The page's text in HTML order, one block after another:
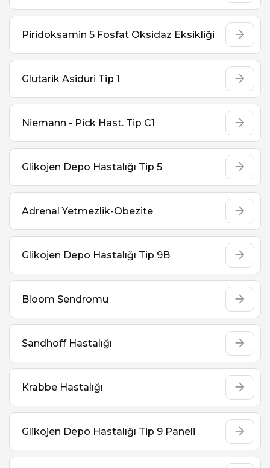
Piridoksamin 5 Fosfat Oksidaz Eksikliği
Glutarik Asiduri Tip 1
Niemann - Pick Hast. Tip C1
Glikojen Depo Hastalığı Tip 5
Adrenal Yetmezlik-Obezite
Glikojen Depo Hastalığı Tip 9B
Bloom Sendromu
Sandhoff Hastalığı
Krabbe Hastalığı
Glikojen Depo Hastalığı Tip 9 Paneli